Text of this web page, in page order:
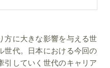
方に大きな影響を与える世
世代。日本における今回の
引していく世代のキャリア